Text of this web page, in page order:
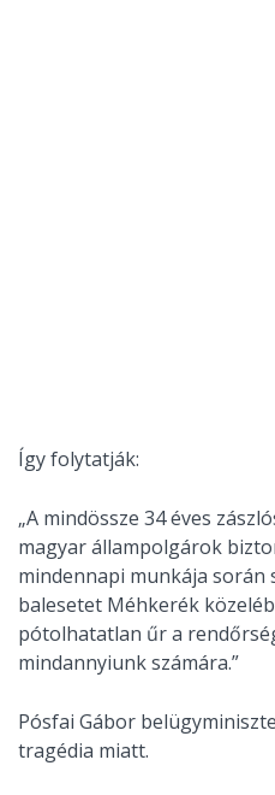
Így folytatják:
„A mindössze 34 éves
magyar állampolgárok
mindennapi munkája során
balesetet Méhkerék
pótolhatatlan űr a
mindannyiunk számára.”
Pósfai Gábor
tragédia miatt.